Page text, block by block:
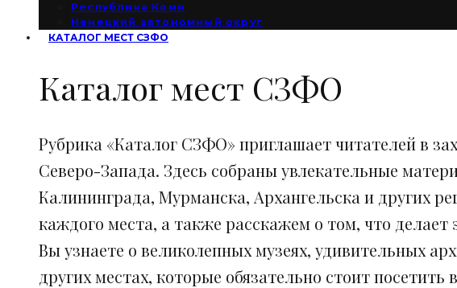
Республика Коми
Ненецкий автономный округ
КАТАЛОГ МЕСТ СЗФО
Каталог мест СЗФО
Рубрика «Каталог СЗФО» приглашает читателей в
Северо-Запада. Здесь собраны увлекательные
Калининграда, Мурманска, Архангельска и других
каждого места, а также расскажем о том, что
Вы узнаете о великолепных музеях, удивительных
других местах, которые обязательно стоит